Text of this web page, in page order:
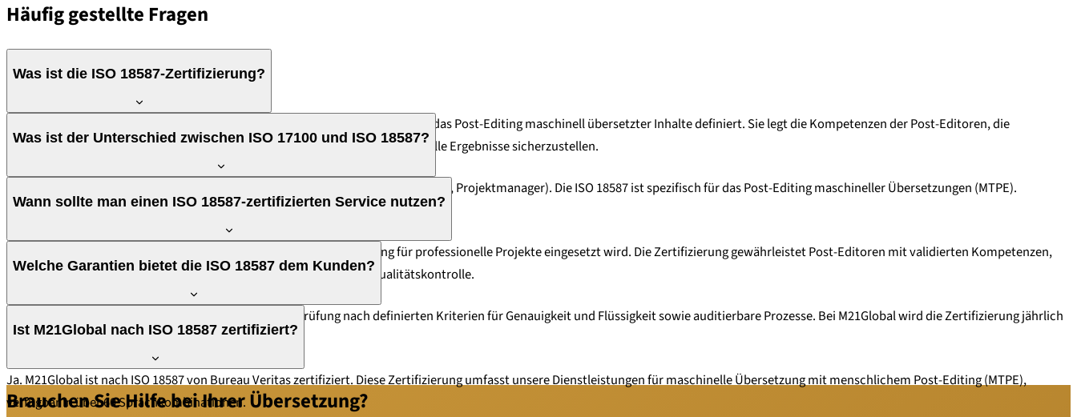
Häufig gestellte Fragen
Was ist die ISO 18587-Zertifizierung?
Die ISO 18587 ist eine internationale Norm, die die Qualitätsanforderungen an das Post-Editing maschinell übersetzter Inhalte definiert. Sie legt die Kompetenzen der Post-Editoren, die
Qualitätskontrollprozesse und die Projektspezifikationen fest, um professionelle Ergebnisse sicherzustellen.
Was ist der Unterschied zwischen ISO 17100 und ISO 18587?
Die ISO 17100 gilt für Humanübersetzungsdienstleistungen (Übersetzer, Lektoren, Projektmanager). Die ISO 18587 ist spezifisch für das Post-Editing maschineller Übersetzungen (MTPE).
M21Global ist in beiden Normen von Bureau Veritas zertifiziert.
Wann sollte man einen ISO 18587-zertifizierten Service nutzen?
Immer wenn maschinelle Übersetzung mit menschlichem Post-Editing für professionelle Projekte eingesetzt wird. Die Zertifizierung gewährleistet Post-Editoren mit validierten Kompetenzen,
Prozesse nach internationalen Standards und eine dokumentierte Qualitätskontrolle.
Welche Garantien bietet die ISO 18587 dem Kunden?
Die Norm garantiert qualifizierte Post-Editoren, Überprüfung nach definierten Kriterien für Genauigkeit und Flüssigkeit sowie auditierbare Prozesse. Bei M21Global wird die Zertifizierung jährlich
von Bureau Veritas geprüft.
Ist M21Global nach ISO 18587 zertifiziert?
Ja. M21Global ist nach ISO 18587 von Bureau Veritas zertifiziert. Diese Zertifizierung umfasst unsere Dienstleistungen für maschinelle Übersetzung mit menschlichem Post-Editing (MTPE),
verfügbar in über 60 Sprachkombinationen.
Brauchen Sie Hilfe bei Ihrer Übersetzung?